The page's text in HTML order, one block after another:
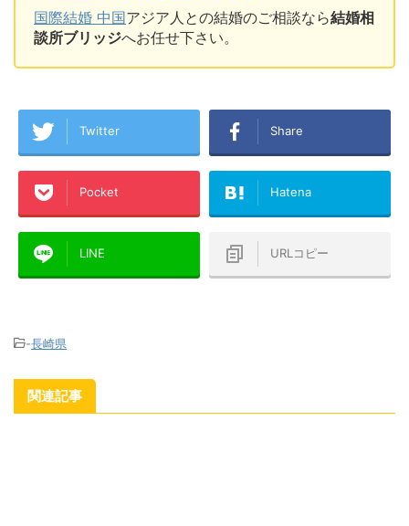
国際結婚 中国アジア人との結婚のご相談なら結婚相
談所ブリッジへお任せ下さい。
Twitter Share
Pocket Hatena
LINE URLコピー
-長崎県
関連記事